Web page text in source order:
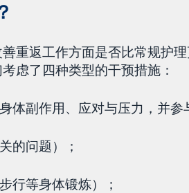
重返工作方面是否比常规护
虑了四种类型的干预措施：
体副作用、应对与压力，并参
的问题）；
行等身体锻炼）；